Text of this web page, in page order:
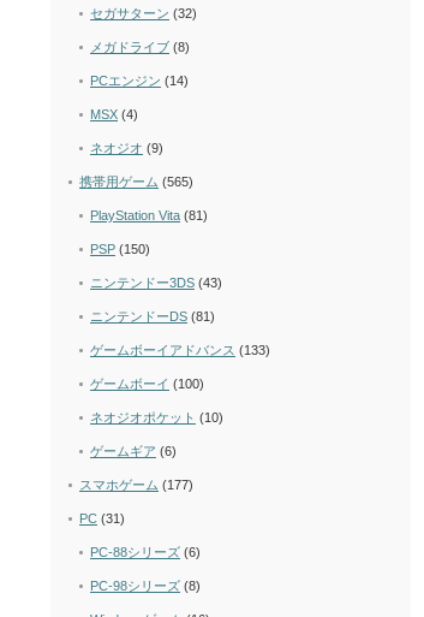
セガサターン (32)
メガドライブ (8)
PCエンジン (14)
MSX (4)
ネオジオ (9)
携帯用ゲーム (565)
PlayStation Vita (81)
PSP (150)
ニンテンドー3DS (43)
ニンテンドーDS (81)
ゲームボーイアドバンス (133)
ゲームボーイ (100)
ネオジオポケット (10)
ゲームギア (6)
スマホゲーム (177)
PC (31)
PC-88シリーズ (6)
PC-98シリーズ (8)